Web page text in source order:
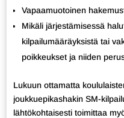
Vapaamuotoinen
Mikäli järjestämisessä
kilpailumääräyksistä tai
poikkeukset ja niiden
Lukuun ottamatta
joukkuepikashakin SM-
lähtökohtaisesti toimittaa